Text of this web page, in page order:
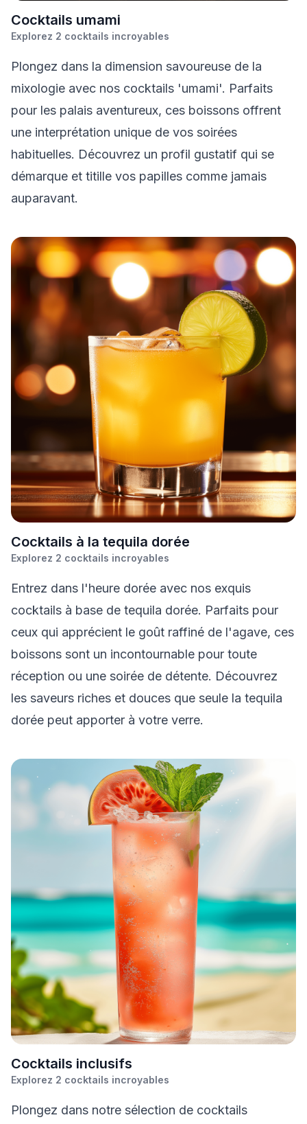
Cocktails umami
Explorez 2 cocktails incroyables
Plongez dans la dimension savoureuse de la
mixologie avec nos cocktails 'umami'. Parfaits
pour les palais aventureux, ces boissons offrent
une interprétation unique de vos soirées
habituelles. Découvrez un profil gustatif qui se
démarque et titille vos papilles comme jamais
auparavant.
Cocktails à la tequila dorée
Explorez 2 cocktails incroyables
Entrez dans l'heure dorée avec nos exquis
cocktails à base de tequila dorée. Parfaits pour
ceux qui apprécient le goût raffiné de l'agave, ces
boissons sont un incontournable pour toute
réception ou une soirée de détente. Découvrez
les saveurs riches et douces que seule la tequila
dorée peut apporter à votre verre.
Cocktails inclusifs
Explorez 2 cocktails incroyables
Plongez dans notre sélection de cocktails